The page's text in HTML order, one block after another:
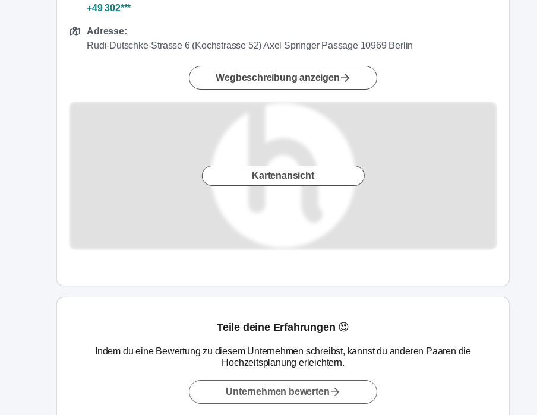
+49 302***
Adresse:
Rudi-Dutschke-Strasse 6 (Kochstrasse 52) Axel Springer Passage 10969 Berlin
Wegbeschreibung anzeigen
Kartenansicht
Teile deine Erfahrungen 😍
Indem du eine Bewertung zu diesem Unternehmen schreibst, kannst du anderen Paaren die
Hochzeitsplanung erleichtern.
Unternehmen bewerten